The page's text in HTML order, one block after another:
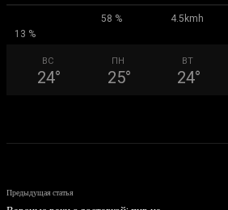
58 %
4.5kmh
13 %
ВС
24°
ПН
25°
ВТ
24°
Предыдущая статья